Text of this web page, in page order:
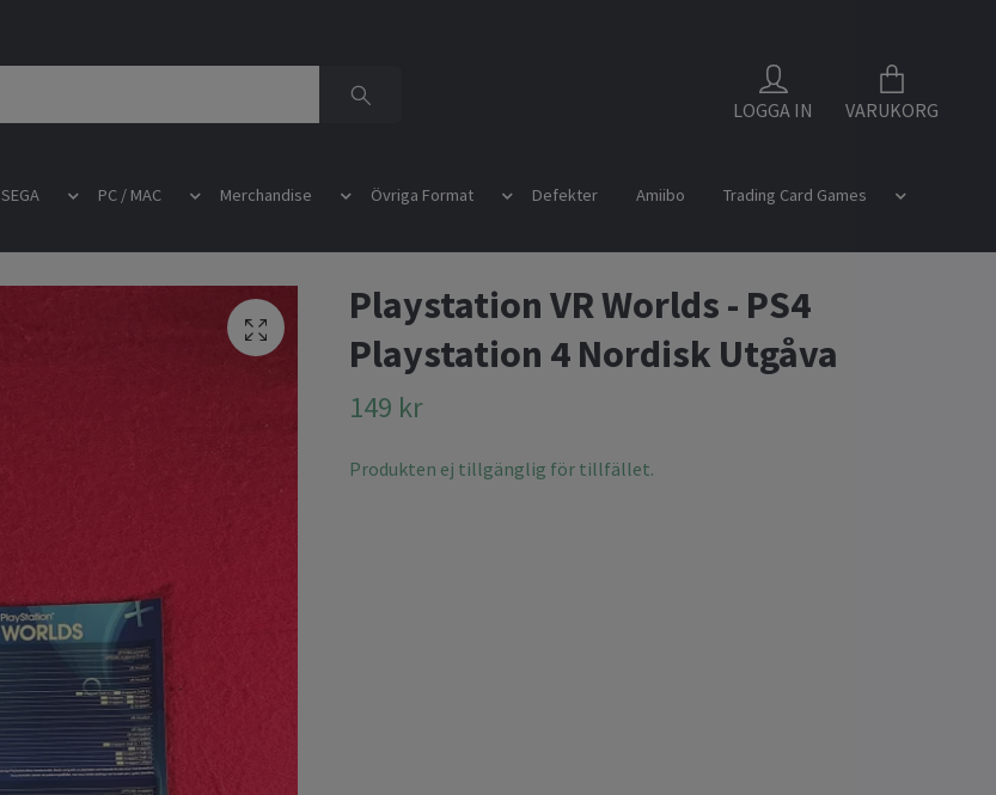
LOGGA IN VARUKORG
SEGA PC / MAC Merchandise Övriga Format Defekter Amiibo
Trading Card Games
Playstation VR Worlds - PS4
Playstation 4 Nordisk Utgåva
149 kr
Produkten ej tillgänglig för tillfället.